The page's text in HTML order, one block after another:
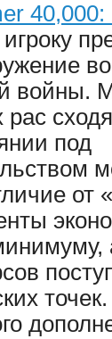
войны.
под
от